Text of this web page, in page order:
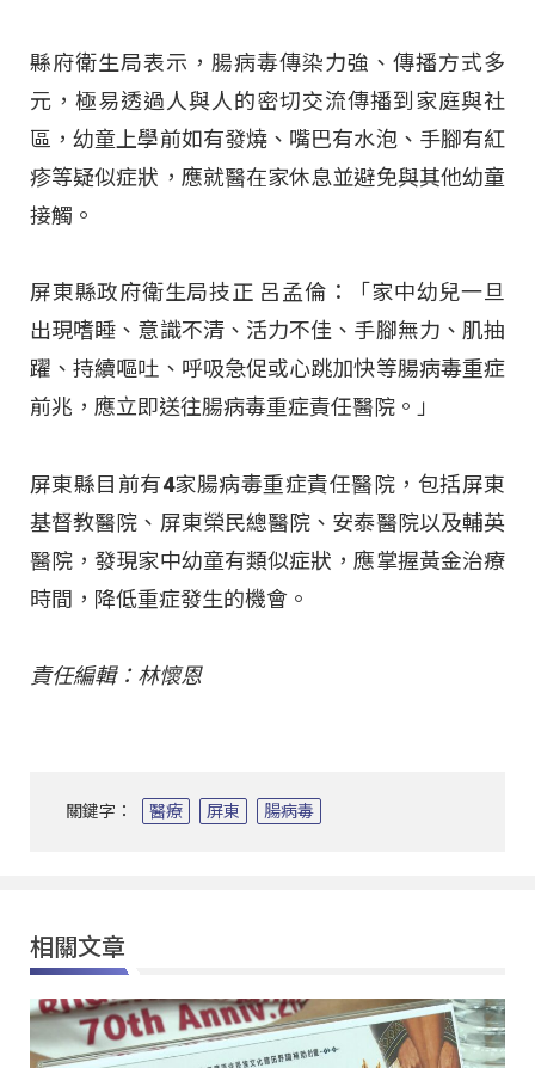
縣府衛生局表示，腸病毒傳染力強、傳播方式多
元，極易透過人與人的密切交流傳播到家庭與社
區，幼童上學前如有發燒、嘴巴有水泡、手腳有紅
疹等疑似症狀，應就醫在家休息並避免與其他幼童
接觸。
屏東縣政府衛生局技正 呂孟倫：「家中幼兒一旦
出現嗜睡、意識不清、活力不佳、手腳無力、肌抽
躍、持續嘔吐、呼吸急促或心跳加快等腸病毒重症
前兆，應立即送往腸病毒重症責任醫院。」
屏東縣目前有4家腸病毒重症責任醫院，包括屏東
基督教醫院、屏東榮民總醫院、安泰醫院以及輔英
醫院，發現家中幼童有類似症狀，應掌握黃金治療
時間，降低重症發生的機會。
責任編輯：林懷恩
關鍵字： 醫療 屏東 腸病毒
相關文章